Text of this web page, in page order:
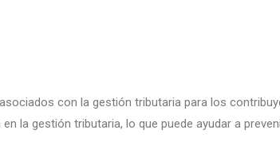
con la gestión tributaria para los
la gestión tributaria, lo que puede ayudar a